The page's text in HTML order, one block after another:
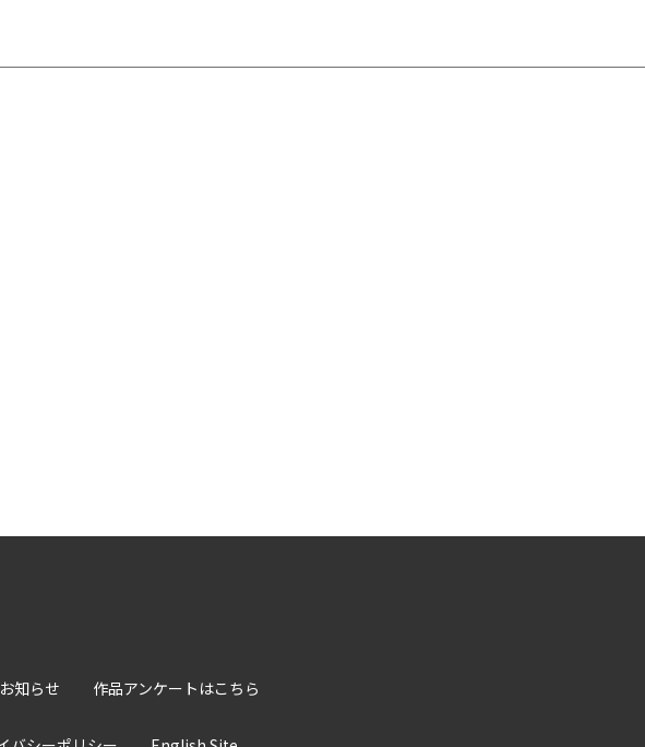
知らせ 作品アンケートはこちら